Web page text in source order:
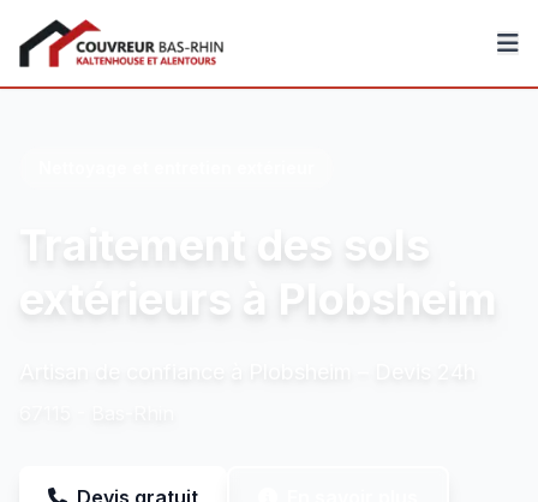
Couvreur Bas-Rhin
Traitement des sols
extérieurs à Plobsheim
Devis gratuit